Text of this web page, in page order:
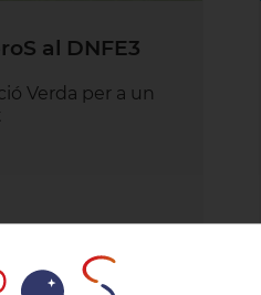
al DNFE3
Verda per a un